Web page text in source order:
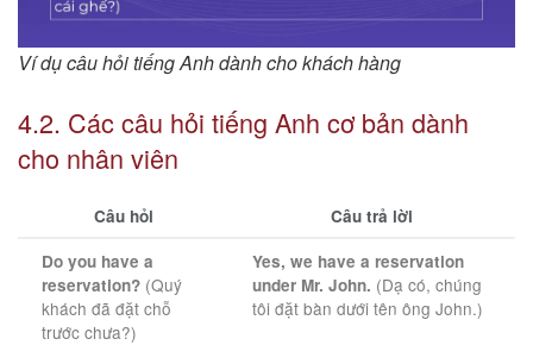
Ví dụ câu hỏi tiếng Anh dành cho khách hàng
4.2. Các câu hỏi tiếng Anh cơ bản dành
cho nhân viên
Câu hỏi
Câu trả lời
Do you have a
reservation? (Quý
khách đã đặt chỗ
trước chưa?)
Yes, we have a reservation
under Mr. John. (Dạ có, chúng
tôi đặt bàn dưới tên ông John.)